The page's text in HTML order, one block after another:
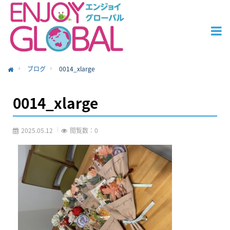
ブログ 0014_xlarge
0014_xlarge
2025.05.12 閲覧数：0